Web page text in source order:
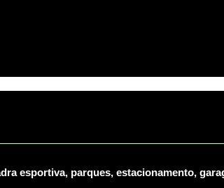
esportiva, parques, estacionamento,